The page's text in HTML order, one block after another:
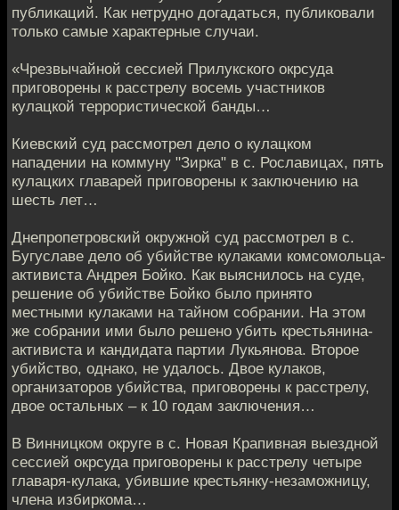
публикаций. Как нетрудно догадаться, публиковали
только самые характерные случаи.
«Чрезвычайной сессией Прилукского окрсуда
приговорены к расстрелу во­семь участников
кулацкой террористической банды…
Киевский суд рассмотрел дело о кулацком
нападении на коммуну "Зирка" в с. Рославицах, пять
кулацких главарей приговорены к заключению на
шесть лет…
Днепропетровский окружной суд рассмотрел в с.
Бугуславе дело об убий­стве кулаками комсомольца-
активиста Андрея Бойко. Как выяснилось на суде,
решение об убийстве Бойко было принято
местными кулаками на тайном собрании. На этом
же собрании ими было решено убить крестьянина-
активис­та и кандидата партии Лукьянова. Второе
убийство, однако, не удалось. Двое кулаков,
организаторов убийства, приговорены к расстрелу,
двое осталь­ных – к 10 годам заключения…
В Винницком округе в с. Новая Крапивная выездной
сессией окрсуда при­говорены к расстрелу четыре
главаря-кулака, убившие крестьянку-незаможницу,
члена избиркома…